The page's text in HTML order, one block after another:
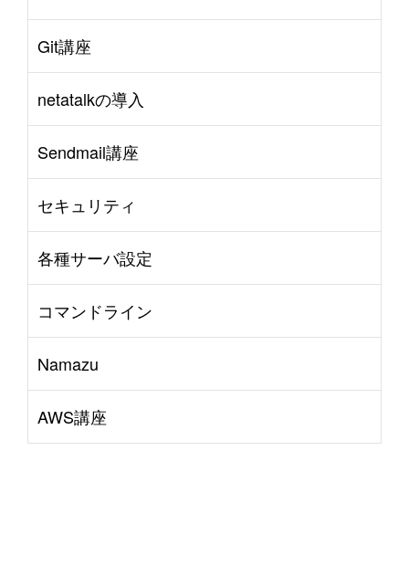
Git講座
netatalkの導入
Sendmail講座
セキュリティ
各種サーバ設定
コマンドライン
Namazu
AWS講座